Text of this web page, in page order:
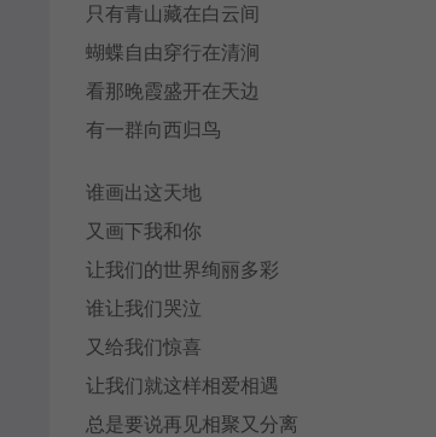
只有青山藏在白云间
蝴蝶自由穿行在清涧
看那晚霞盛开在天边
有一群向西归鸟
谁画出这天地
又画下我和你
让我们的世界绚丽多彩
谁让我们哭泣
又给我们惊喜
让我们就这样相爱相遇
总是要说再见相聚又分离